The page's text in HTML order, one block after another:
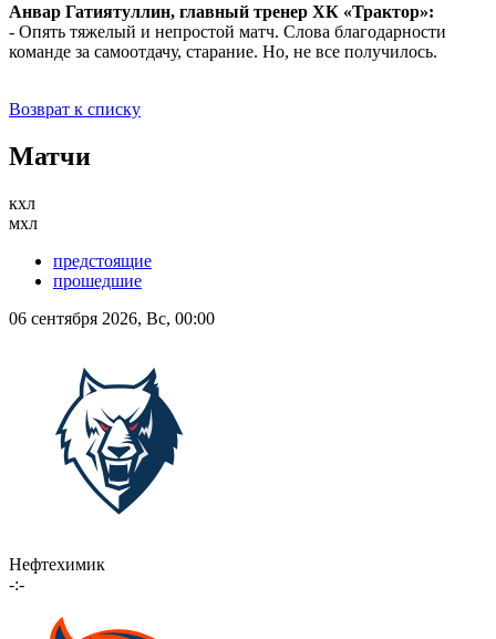
Анвар Гатиятуллин, главный тренер ХК «Трактор»:
- Опять тяжелый и непростой матч. Слова благодарности
команде за самоотдачу, старание. Но, не все получилось.
Возврат к списку
Матчи
кхл
мхл
предстоящие
прошедшие
06 сентября 2026, Вс, 00:00
Нефтехимик
-:-